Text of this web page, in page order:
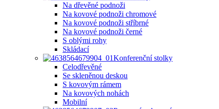
Na dřevěné podnoži
Na kovové podnoži chromové
Na kovové podnoži stříbrné
Na kovové podnoži černé
S oblými rohy
Skládací
Konferenční stolky
Celodřevěné
Se skleněnou deskou
S kovovým rámem
Na kovových nohách
Mobilní